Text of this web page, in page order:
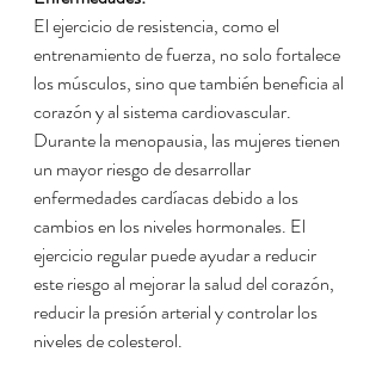
El ejercicio de resistencia, como el
entrenamiento de fuerza, no solo fortalece
los músculos, sino que también beneficia al
corazón y al sistema cardiovascular.
Durante la menopausia, las mujeres tienen
un mayor riesgo de desarrollar
enfermedades cardíacas debido a los
cambios en los niveles hormonales. El
ejercicio regular puede ayudar a reducir
este riesgo al mejorar la salud del corazón,
reducir la presión arterial y controlar los
niveles de colesterol.